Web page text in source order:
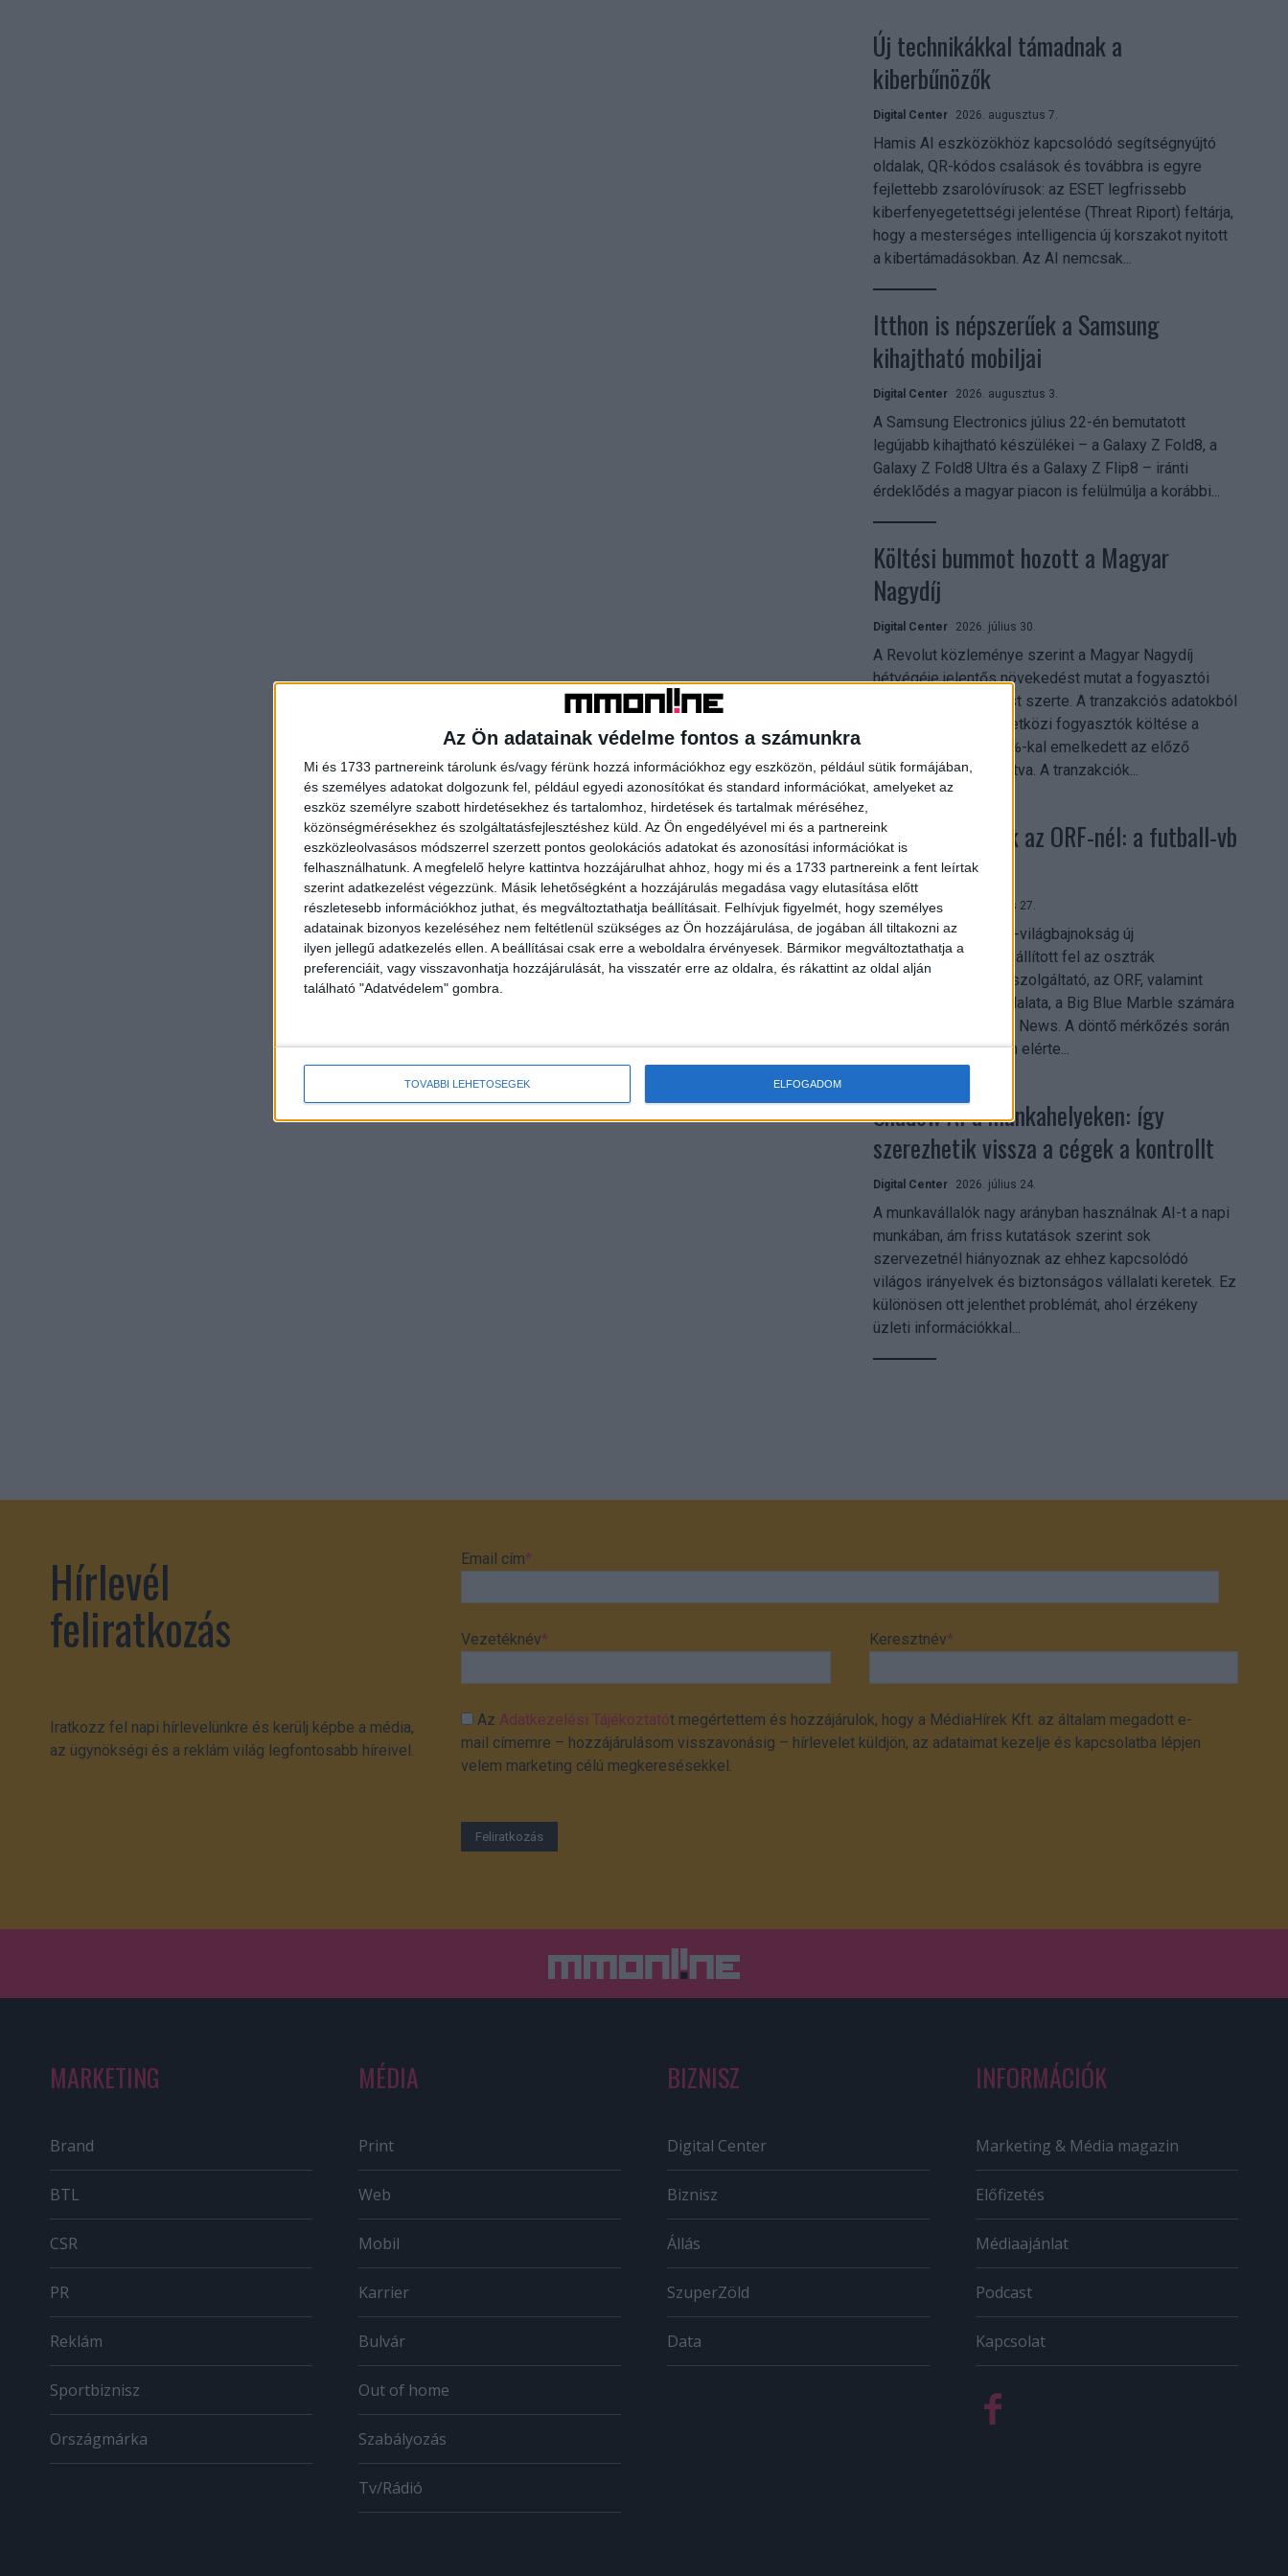
Az Ön adatainak védelme fontos a számunkra
Mi és 1733 partnereink tárolunk és/vagy férünk hozzá információkhoz egy eszközön, például sütik formájában,
és személyes adatokat dolgozunk fel, például egyedi azonosítókat és standard információkat, amelyeket az
eszköz személyre szabott hirdetésekhez és tartalomhoz, hirdetések és tartalmak méréséhez,
közönségmérésekhez és szolgáltatásfejlesztéshez küld. Az Ön engedélyével mi és a partnereink
eszközleolvasásos módszerrel szerzett pontos geolokációs adatokat és azonosítási információkat is
felhasználhatunk. A megfelelő helyre kattintva hozzájárulhat ahhoz, hogy mi és a 1733 partnereink a fent leírtak
szerint adatkezelést végezzünk. Másik lehetőségként a hozzájárulás megadása vagy elutasítása előtt
részletesebb információkhoz juthat, és megváltoztathatja beállításait. Felhívjuk figyelmét, hogy személyes
adatainak bizonyos kezeléséhez nem feltétlenül szükséges az Ön hozzájárulása, de jogában áll tiltakozni az
ilyen jellegű adatkezelés ellen. A beállításai csak erre a weboldalra érvényesek. Bármikor megváltoztathatja a
preferenciáit, vagy visszavonhatja hozzájárulását, ha visszatér erre az oldalra, és rákattint az oldal alján
található "Adatvédelem" gombra.
TOVÁBBI LEHETŐSÉGEK ELFOGADOM
Új technikákkal támadnak a
kiberbűnözők
Digital Center 2026. augusztus 7.
Hamis AI eszközökhöz kapcsolódó segítségnyújtó
oldalak, QR-kódos csalások és továbbra is egyre
fejlettebb zsarolóvírusok: az ESET legfrissebb
kiberfenyegetettségi jelentése (Threat Riport) feltárja,
hogy a mesterséges intelligencia új korszakot nyitott
a kibertámadásokban. Az AI nemcsak...
Itthon is népszerűek a Samsung
kihajtható mobiljai
Digital Center 2026. augusztus 3.
A Samsung Electronics július 22-én bemutatott
legújabb kihajtható készülékei – a Galaxy Z Fold8, a
Galaxy Z Fold8 Ultra és a Galaxy Z Flip8 – iránti
érdeklődés a magyar piacon is felülmúlja a korábbi...
Költési bummot hozott a Magyar
Nagydíj
Digital Center 2026. július 30.
A Revolut közleménye szerint a Magyar Nagydíj
hétvégéje jelentős növekedést mutat a fogyasztói
aktivitásban Budapest szerte. A tranzakciós adatokból
kiderül, hogy a nemzetközi fogyasztók költése a
versenyhétvégén 26%-kal emelkedett az előző
hétvégéhez viszonyítva. A tranzakciók...
Rekordok dőltek az ORF-nél: a futball-vb
mindent vitt
Digital Center 2026. július 27.
A 2026-os labdarúgó-világbajnokság új
streamingrekordokat állított fel az osztrák
közszolgálati műsorszolgáltató, az ORF, valamint
technológiai leányvállalata, a Big Blue Marble számára
– írja a Broadband TV News. A döntő mérkőzés során
az átlagos nézőszám elérte...
Shadow AI a munkahelyeken: így
szerezhetik vissza a cégek a kontrollt
Digital Center 2026. július 24.
A munkavállalók nagy arányban használnak AI-t a napi
munkában, ám friss kutatások szerint sok
szervezetnél hiányoznak az ehhez kapcsolódó
világos irányelvek és biztonságos vállalati keretek. Ez
különösen ott jelenthet problémát, ahol érzékeny
üzleti információkkal...
Hírlevél
feliratkozás
Iratkozz fel napi hírlevelünkre és kerülj képbe a média,
az ügynökségi és a reklám világ legfontosabb híreivel.
Email cím*
Vezetéknév* Keresztnév*
AzAdatkezelési Tájékoztatót megértettem és hozzájárulok, hogy a MédiaHírek Kft. az általam megadott e-
mail címemre – hozzájárulásom visszavonásig – hírlevelet küldjön, az adataimat kezelje és kapcsolatba lépjen
velem marketing célú megkeresésekkel.
MARKETING
Brand
BTL
CSR
PR
Reklám
Sportbiznisz
Országmárka
MÉDIA
Print
Web
Mobil
Karrier
Bulvár
Out of home
Szabályozás
Tv/Rádió
BIZNISZ
Digital Center
Biznisz
Állás
SzuperZöld
Data
INFORMÁCIÓK
Marketing & Média magazin
Előfizetés
Médiaajánlat
Podcast
Kapcsolat